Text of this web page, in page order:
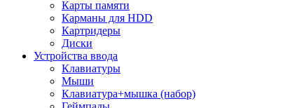
Карты памяти
Карманы для HDD
Картридеры
Диски
Устройства ввода
Клавиатуры
Мыши
Клавиатура+мышка (набор)